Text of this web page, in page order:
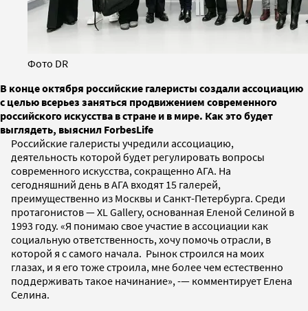
Фото DR
В конце октября российские галеристы создали ассоциацию
с целью всерьез заняться продвижением современного
российского искусства в стране и в мире. Как это будет
выглядеть, выяснил ForbesLife
Российские галеристы учредили ассоциацию,
деятельность которой будет регулировать вопросы
современного искусства, сокращенно АГА. На
сегодняшний день в АГА входят 15 галерей,
преимущественно из Москвы и Санкт-Петербурга. Среди
протагонистов — XL Gallery, основанная Еленой Селиной в
1993 году. «Я понимаю свое участие в ассоциации как
социальную ответственность, хочу помочь отрасли, в
которой я с самого начала. Рынок строился на моих
глазах, и я его тоже строила, мне более чем естественно
поддерживать такое начинание», -— комментирует Елена
Селина.